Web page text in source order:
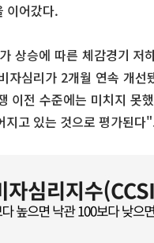
이어갔다.
상승에 따른 체감경기 저
자심리가 2개월 연속 개
이전 수준에는 미치지 못
지고 있는 것으로 평가된다